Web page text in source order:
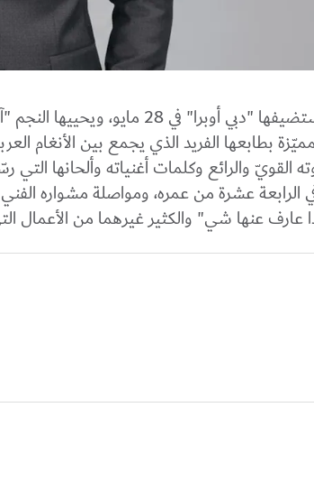
موعدكم مع أمسيةٍ رائعة تستضيفها "دبي
بطابعها الفريد الذي يجمع بين الأنغام
القويّ والرائع وكلمات أغنياته وألحانها
الرابعة عشرة من عمره، ومواصلة مشواره
عارف عنها شي" والكثير غيرهما من الأعمال